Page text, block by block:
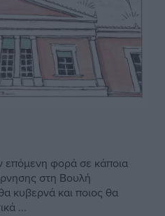
επόµενη φορά σε κάποια
στη Βουλή
κυβερνά και ποιος θα
...